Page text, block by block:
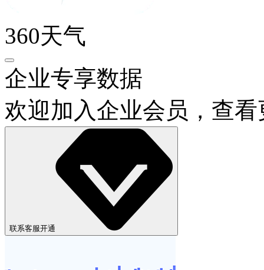
360天气
企业专享数据
欢迎加入企业会员，查
联系客服开通